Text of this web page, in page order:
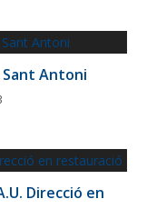
Sant Antoni
Direcció en